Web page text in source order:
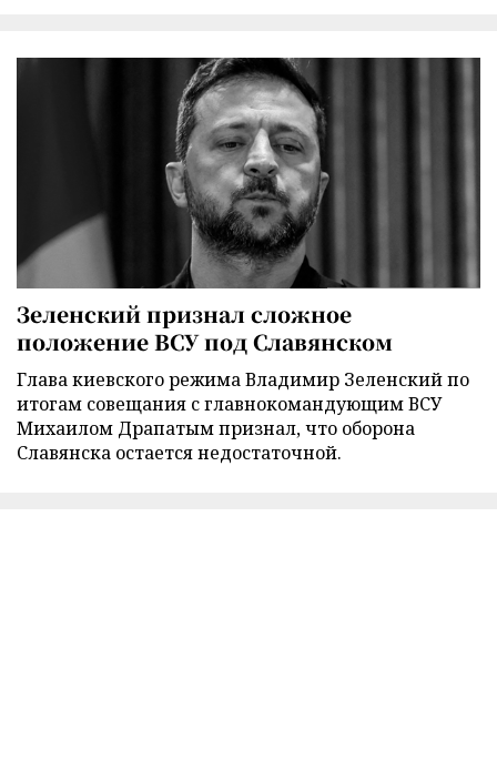
Зеленский признал сложное
положение ВСУ под Славянском
Глава киевского режима Владимир Зеленский по
итогам совещания с главнокомандующим ВСУ
Михаилом Драпатым признал, что оборона
Славянска остается недостаточной.